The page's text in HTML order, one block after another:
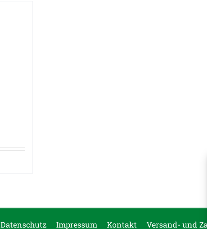
Datenschutz Impressum Kontakt Versand- und